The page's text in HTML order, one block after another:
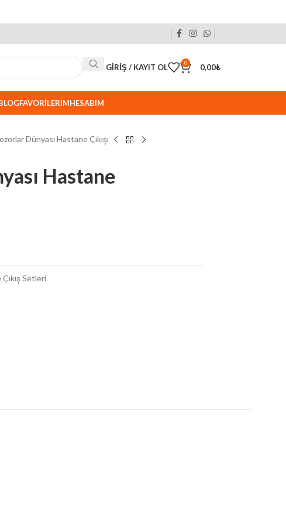
GIRIŞ / KAYIT OL 0 0,00₺
FAVORILERIMHESABIM
Dünyası Hastane Çıkışı
Hastane
Setleri